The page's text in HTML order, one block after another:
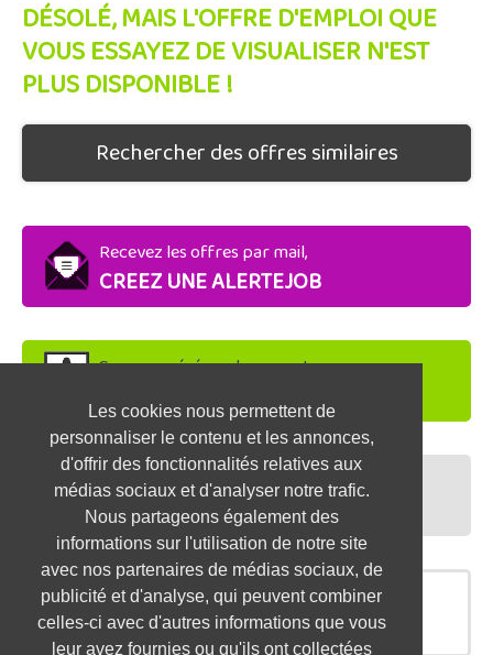
Les cookies nous permettent de
personnaliser le contenu et les annonces,
d'offrir des fonctionnalités relatives aux
médias sociaux et d'analyser notre trafic.
Nous partageons également des
informations sur l'utilisation de notre site
avec nos partenaires de médias sociaux, de
publicité et d'analyse, qui peuvent combiner
celles-ci avec d'autres informations que vous
leur avez fournies ou qu'ils ont collectées
DÉSOLÉ, MAIS L'OFFRE D'EMPLOI QUE
VOUS ESSAYEZ DE VISUALISER N'EST
PLUS DISPONIBLE !
Rechercher des offres similaires
Recevez les offres par mail,
CREEZ UNE ALERTEJOB
Soyez repéré par les recruteurs,
DEPOSEZ VOTRE CV
Préparez vos entretiens,
TESTEZ-VOUS
OFFRES SIMILAIRES